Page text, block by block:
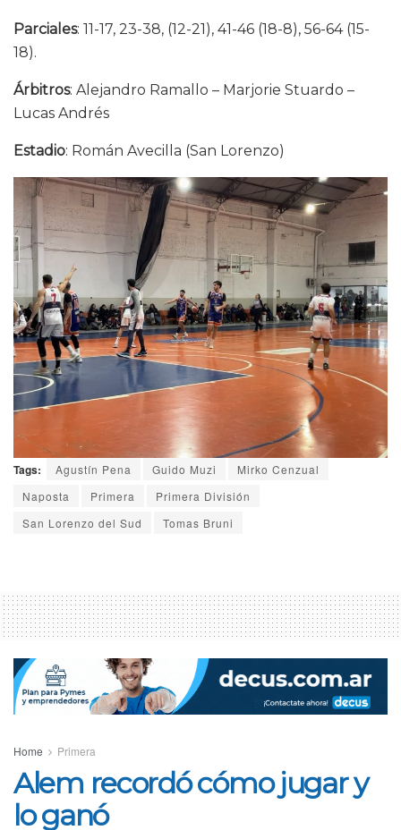
Parciales: 11-17, 23-38, (12-21), 41-46 (18-8), 56-64 (15-
18).
Árbitros: Alejandro Ramallo – Marjorie Stuardo –
Lucas Andrés
Estadio: Román Avecilla (San Lorenzo)
Tags: Agustín Pena Guido Muzi
Mirko Cenzual
Naposta
Primera
Primera División
San Lorenzo del Sud
Tomas Bruni
Home Primera
Alem recordó cómo jugar y
lo ganó